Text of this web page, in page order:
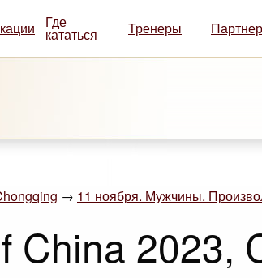
Где
кататься Тренеры
→ 11 ноября. Мужчины.
China 2023,